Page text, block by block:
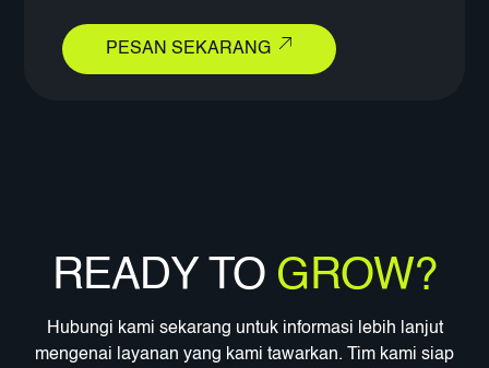
PESAN SEKARANG
READY TO GROW?
Hubungi kami sekarang untuk informasi lebih lanjut
mengenai layanan yang kami tawarkan. Tim kami siap